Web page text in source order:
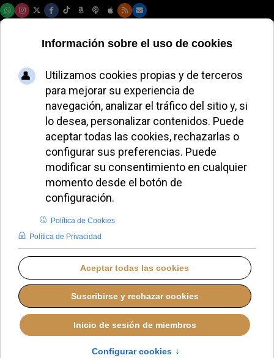
Los obispos de
México trazan un
itinerario de gracia
hacia 2033
ALMUDENA RODRIGO
DESDE EL VATICANO
VIERNES, 14 NOVIEMBRE 2025 17:48